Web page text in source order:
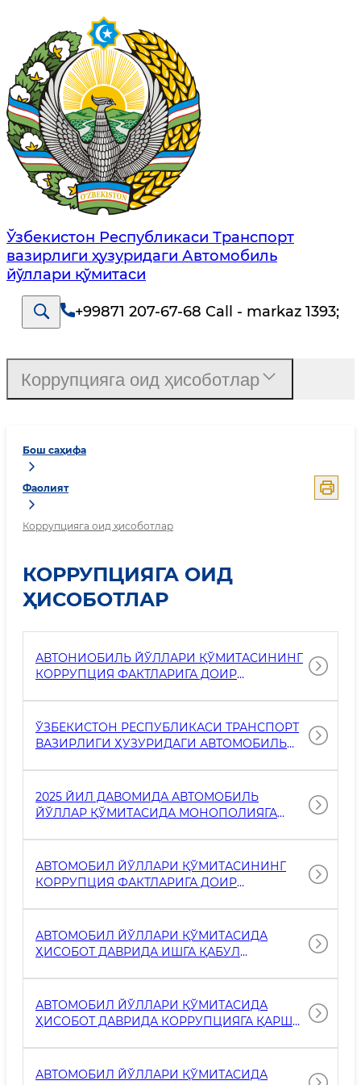
Ўзбекистон Республикаси Транспорт
вазирлиги ҳузуридаги Автомобиль
йўллари қўмитаси
+99871 207-67-68 Call - markaz 1393;
Бош саҳифа
Фаолият
Коррупцияга оид ҳисоботлар
КОРРУПЦИЯГА ОИД
ҲИСОБОТЛАР
АВТОНИОБИЛЬ ЙЎЛЛАРИ ҚЎМИТАСИНИНГ
КОРРУПЦИЯ ФАКТЛАРИГА ДОИР
НАТИЖАЛАРИ ҲАҚИДАГИ 2026 ЙИЛНИНГ 1-
ЯРИМ ЙИЛЛИГИ ҲИСОБОТИ
ЎЗБЕКИСТОН РЕСПУБЛИКАСИ ТРАНСПОРТ
ВАЗИРЛИГИ ҲУЗУРИДАГИ АВТОМОБИЛЬ
ТУРСУНОВНИНГ КОРРУПЦИЯГА ҚАРШИ
КУРАШИШ БЎЙИЧА МУРОЖААТИ
2025 ЙИЛ ДАВОМИДА АВТОМОБИЛЬ
ЙЎЛЛАР ҚЎМИТАСИДА МОНОПОЛИЯГА
ОИД АМАЛГА ОШИРИЛГАН ИШЛАР
ЮЗАСИДАН ҲИСОБОТ
АВТОМОБИЛ ЙЎЛЛАРИ ҚЎМИТАСИНИНГ
КОРРУПЦИЯ ФАКТЛАРИГА ДОИР
НАТИЖАЛАРИ ҲАҚИДА ЙИЛЛИК ҲИСОБОТИ
АВТОМОБИЛ ЙЎЛЛАРИ ҚЎМИТАСИДА
ҲИСОБОТ ДАВРИДА ИШГА ҚАБУЛ
КАДРЛАР ТЎҒРИСИДАГИ МАЪЛУМОТ
АВТОМОБИЛ ЙЎЛЛАРИ ҚЎМИТАСИДА
ҲИСОБОТ ДАВРИДА КОРРУПЦИЯГА ҚАРШИ
ТАНИШГАНЛИГИНИ ИМЗОСИ БИЛАН
ТАСДИҚЛАГАН ХОДИМЛАР РЎЙХАТИ
АВТОМОБИЛ ЙЎЛЛАРИ ҚЎМИТАСИДА
Коррупцияга оид ҳисоботлар